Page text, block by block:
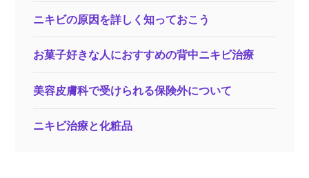
ニキビの原因を詳しく知っておこう
お菓子好きな人におすすめの背中ニキビ治療
美容皮膚科で受けられる保険外について
ニキビ治療と化粧品